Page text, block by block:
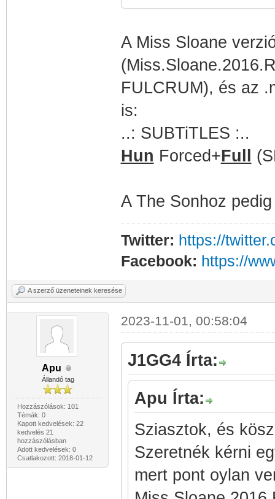
A Miss Sloane
FULCRUM), és az
is:
..: SUBTiTLES :..
Hun Forced+Full
A The Sonhoz
Twitter: https://
Facebook: https://
A szerző üzeneteinek keresése
Apu
Állandó tag
Hozzászólások: 101
Témák: 0
Kapott kedvelések: 22
kedvelés 21
hozzászólásban
Adott kedvelések: 0
Csatlakozott: 2018-01-12
2023-11-01, 00:58:04
J1GG4 Írta:
Apu Írta:
Sziasztok, és
Szeretnék kérni
mert pont oylan